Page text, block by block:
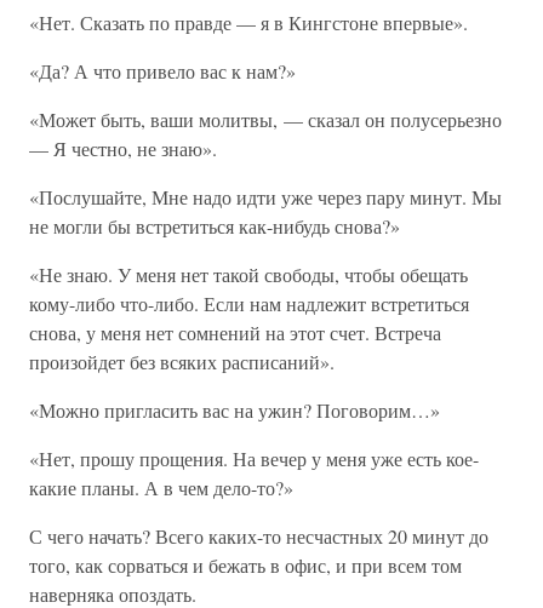
«Нет. Сказать по правде — я в Кингстоне впервые».
«Да? А что привело вас к нам?»
«Может быть, ваши молитвы, — сказал он полусерьезно
— Я честно, не знаю».
«Послушайте, Мне надо идти уже через пару минут. Мы
не могли бы встретиться как-нибудь снова?»
«Не знаю. У меня нет такой свободы, чтобы обещать
кому-либо что-либо. Если нам надлежит встретиться
снова, у меня нет сомнений на этот счет. Встреча
произойдет без всяких расписаний».
«Можно пригласить вас на ужин? Поговорим…»
«Нет, прошу прощения. На вечер у меня уже есть кое-
какие планы. А в чем дело-то?»
С чего начать? Всего каких-то несчастных 20 минут до
того, как сорваться и бежать в офис, и при всем том
наверняка опоздать.